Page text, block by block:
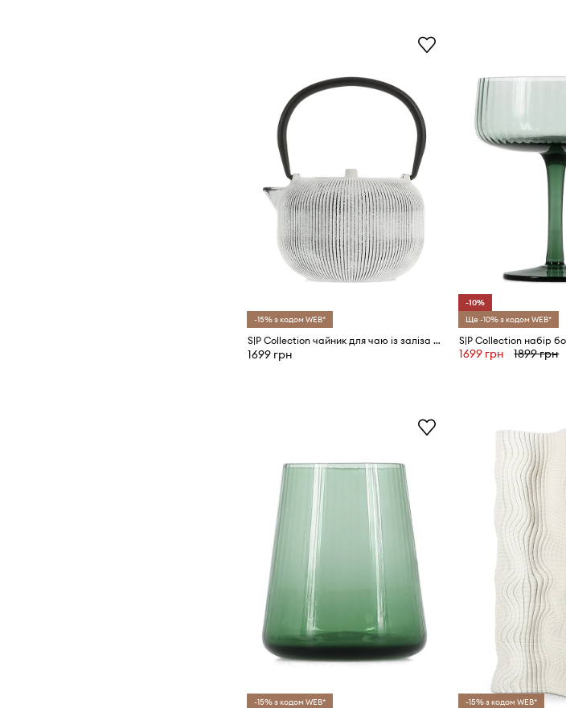
-15% з кодом WEB*
S|P Collection чайник для чаю із заліза 0,7 l
1699 грн
-10%
Ще -10% з кодом WEB*
1699 грн 1899 грн
-15% з кодом WEB* -15% з кодом WEB*